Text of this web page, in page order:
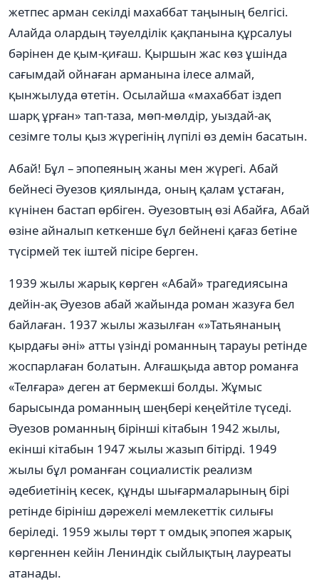
жетпес арман секілді махаббат таңының белгісі.
Алайда олардың тәуелділік қақпанына құрсалуы
бәрінен де қым-қиғаш. Қыршын жас көз ұшінда
сағымдай ойнаған арманына ілесе алмай,
қынжылуда өтетін. Осылайша «махаббат іздеп
шарқ ұрған» тап-таза, мөп-мөлдір, уыздай-ақ
сезімге толы қыз жүрегінің лүпілі өз демін басатын.
Абай! Бұл – эпопеяның жаны мен жүрегі. Абай
бейнесі Әуезов қиялында, оның қалам ұстаған,
күнінен бастап өрбіген. Әуезовтың өзі Абайға, Абай
өзіне айналып кеткенше бұл бейнені қағаз бетіне
түсірмей тек іштей пісіре берген.
1939 жылы жарық көрген «Абай» трагедиясына
дейін-ақ Әуезов абай жайында роман жазуға бел
байлаған. 1937 жылы жазылған «»Татьянаның
қырдағы әні» атты үзінді романның тарауы ретінде
жоспарлаған болатын. Алғашқыда автор романға
«Телғара» деген ат бермекші болды. Жұмыс
барысында романның шеңбері кеңейтіле түседі.
Әуезов романның бірінші кітабын 1942 жылы,
екінші кітабын 1947 жылы жазып бітірді. 1949
жылы бұл романған социалистік реализм
әдебиетінің кесек, құнды шығармаларының бірі
ретінде бірініш дәрежелі мемлекеттік силығы
беріледі. 1959 жылы төрт т омдық эпопея жарық
көргеннен кейін Лениндік сыйлықтың лауреаты
атанады.